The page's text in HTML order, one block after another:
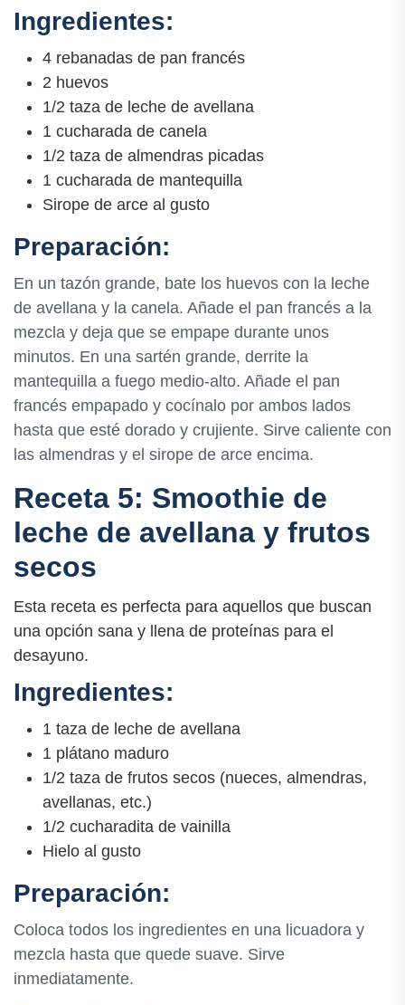
Ingredientes:
4 rebanadas de pan francés
2 huevos
1/2 taza de leche de avellana
1 cucharada de canela
1/2 taza de almendras picadas
1 cucharada de mantequilla
Sirope de arce al gusto
Preparación:
En un tazón grande, bate los huevos con la leche
de avellana y la canela. Añade el pan francés a la
mezcla y deja que se empape durante unos
minutos. En una sartén grande, derrite la
mantequilla a fuego medio-alto. Añade el pan
francés empapado y cocínalo por ambos lados
hasta que esté dorado y crujiente. Sirve caliente con
las almendras y el sirope de arce encima.
Receta 5: Smoothie de
leche de avellana y frutos
secos
Esta receta es perfecta para aquellos que buscan
una opción sana y llena de proteínas para el
desayuno.
Ingredientes:
1 taza de leche de avellana
1 plátano maduro
1/2 taza de frutos secos (nueces, almendras,
avellanas, etc.)
1/2 cucharadita de vainilla
Hielo al gusto
Preparación:
Coloca todos los ingredientes en una licuadora y
mezcla hasta que quede suave. Sirve
inmediatamente.